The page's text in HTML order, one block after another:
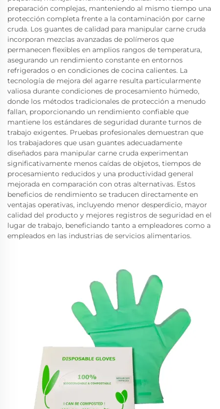
preparación complejas, manteniendo al mismo tiempo una
protección completa frente a la contaminación por carne
cruda. Los guantes de calidad para manipular carne cruda
incorporan mezclas avanzadas de polímeros que
permanecen flexibles en amplios rangos de temperatura,
asegurando un rendimiento constante en entornos
refrigerados o en condiciones de cocina calientes. La
tecnología de mejora del agarre resulta particularmente
valiosa durante condiciones de procesamiento húmedo,
donde los métodos tradicionales de protección a menudo
fallan, proporcionando un rendimiento confiable que
mantiene los estándares de seguridad durante turnos de
trabajo exigentes. Pruebas profesionales demuestran que
los trabajadores que usan guantes adecuadamente
diseñados para manipular carne cruda experimentan
significativamente menos caídas de objetos, tiempos de
procesamiento reducidos y una productividad general
mejorada en comparación con otras alternativas. Estos
beneficios de rendimiento se traducen directamente en
ventajas operativas, incluyendo menor desperdicio, mayor
calidad del producto y mejores registros de seguridad en el
lugar de trabajo, beneficiando tanto a empleadores como a
empleados en las industrias de servicios alimentarios.